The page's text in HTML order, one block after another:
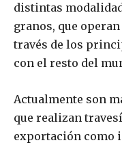
distintas
granos, que
través de los
con el resto del
Actualmente son
que realizan
exportación como